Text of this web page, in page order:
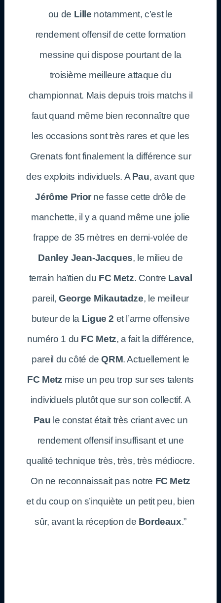
ou de Lille notamment, c’est le
rendement offensif de cette formation
messine qui dispose pourtant de la
troisième meilleure attaque du
championnat. Mais depuis trois matchs il
faut quand même bien reconnaître que
les occasions sont très rares et que les
Grenats font finalement la différence sur
des exploits individuels. A Pau, avant que
Jérôme Priorne fasse cette drôle de
manchette, il y a quand même une jolie
frappe de 35 mètres en demi-volée de
Danley Jean-Jacques, le milieu de
terrain haïtien du FC Metz. Contre Laval
pareil,George Mikautadze, le meilleur
buteur de la Ligue 2 et l’arme offensive
numéro 1 du FC Metz, a fait la différence,
pareil du côté deQRM. Actuellement le
FC Metz mise un peu trop sur ses talents
individuels plutôt que sur son collectif. A
Pau le constat était très criant avec un
rendement offensif insuffisant et une
qualité technique très, très, très médiocre.
On ne reconnaissait pas notre FC Metz
et du coup on s’inquiète un petit peu, bien
sûr, avant la réception de Bordeaux.”